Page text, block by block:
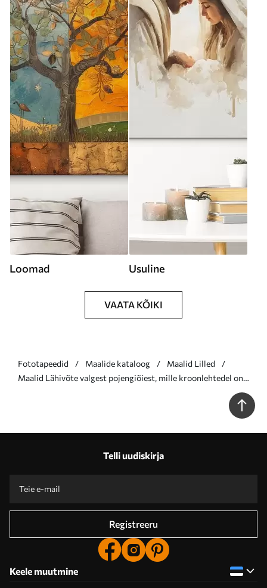
Loomad Usuline
VAATA KÕIKI
Fototapeedid Maalide kataloog
Maalid Lilled
Maalid Lähivõte valgest pojengiõiest, mille kroonlehtedel on
Telli uudiskirja
Registreeru
Keele muutmine